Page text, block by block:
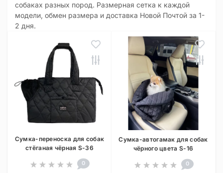
собаках разных пород. Размерная сетка к каждой
модели, обмен размера и доставка Новой Почтой за 1-
2 дня.
Сумка-переноска для собак
стёганая чёрная S-36
0
Сумка-автогамак для собак
чёрного цвета S-16
0